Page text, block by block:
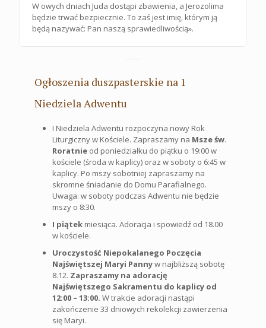
W owych dniach Juda dostąpi zbawienia, a Jerozolima
będzie trwać bezpiecznie. To zaś jest imię, którym ją
będą nazywać: Pan naszą sprawiedliwością».
Ogłoszenia duszpasterskie na 1
Niedziela Adwentu
I Niedziela Adwentu rozpoczyna nowy Rok
Liturgiczny w Kościele. Zapraszamy na Msze św.
Roratnie od poniedziałku do piątku o 19:00 w
kościele (środa w kaplicy) oraz w soboty o 6:45 w
kaplicy. Po mszy sobotniej zapraszamy na
skromne śniadanie do Domu Parafialnego.
Uwaga: w soboty podczas Adwentu nie będzie
mszy o 8:30.
I piątek miesiąca. Adoracja i spowiedź od 18.00
w kościele.
Uroczystość Niepokalanego Poczęcia
Najświętszej Maryi Pannyw najbliższą sobotę
8.12. Zapraszamy na adorację
Najświętszego Sakramentu do kaplicy od
12:00 – 13:00. W trakcie adoracji nastąpi
zakończenie 33 dniowych rekolekcji zawierzenia
się Maryi.